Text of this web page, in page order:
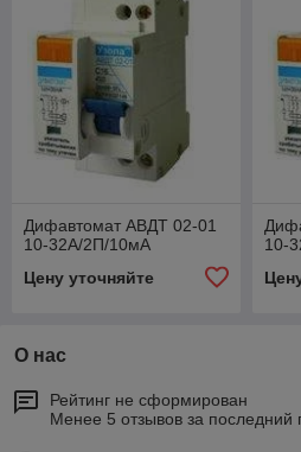
Дифавтомат АВДТ 02-01
10-32А/2П/10мA
Цену уточняйте
10-
О нас
Рейтинг не сформирован
Менее 5 отзывов за последний